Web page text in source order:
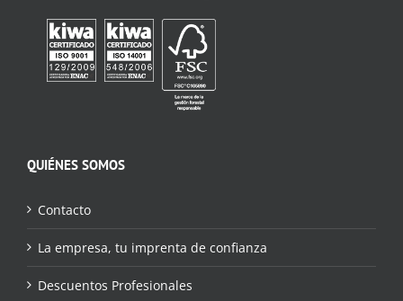
QUIÉNES SOMOS
Contacto
La empresa, tu imprenta de confianza
Descuentos Profesionales